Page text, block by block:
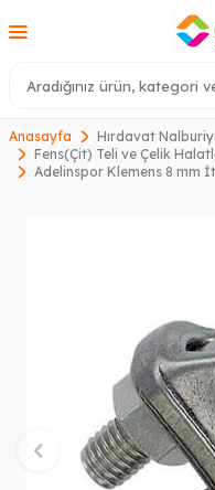
Anasayfa
Hırdavat
Fens(Çit) Teli ve Çelik
Adelinspor Klemens 8 mm